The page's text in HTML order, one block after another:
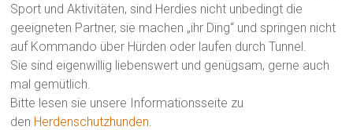
Sport und Aktivitäten, sind Herdies nicht unbedingt die
geeigneten Partner, sie machen „ihr Ding“ und springen nicht
auf Kommando über Hürden oder laufen durch Tunnel.
Sie sind eigenwillig liebenswert und genügsam, gerne auch
mal gemütlich.
Bitte lesen sie unsere Informationsseite zu
den Herdenschutzhunden.